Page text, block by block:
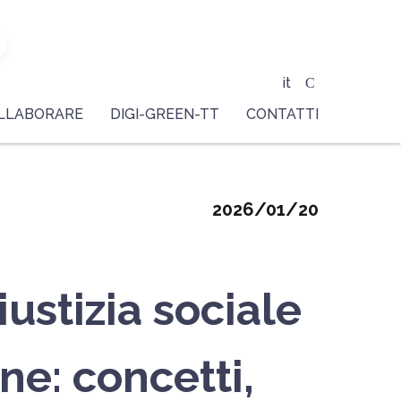
it
DIGI-GREEN-TT CONTATTI
2026/01/20
sociale
concetti,